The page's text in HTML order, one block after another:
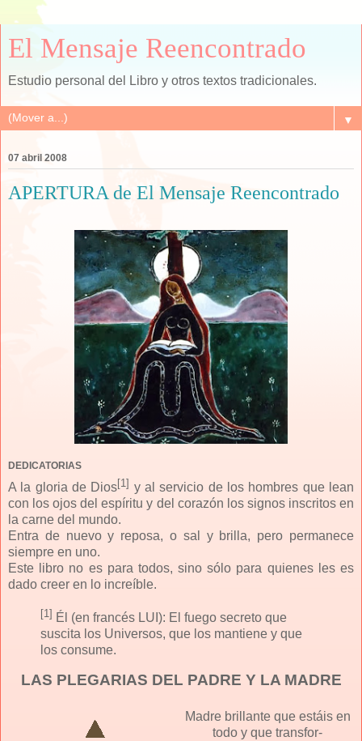
El Mensaje Reencontrado
Estudio personal del Libro y otros textos tradicionales.
▼
07 abril 2008
APERTURA de El Mensaje Reencontrado
DEDICATORIAS
A la gloria de Dios[1] y al servicio de los hombres que lean
con los ojos del espíritu y del corazón los signos inscritos en
la carne del mundo.
Entra de nuevo y reposa, o sal y brilla, pero permanece
siempre en uno.
Este libro no es para todos, sino sólo para quienes les es
dado creer en lo increíble.
[1] Él (en francés LUI): El fuego secreto que
suscita los Universos, que los mantiene y que
los consume.
LAS PLEGARIAS DEL PADRE Y LA MADRE
Madre brillante que estáis en
todo y que transfor-